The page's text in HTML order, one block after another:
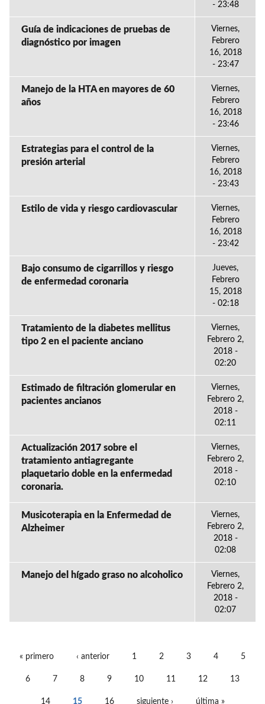
- 23:48
Guía de indicaciones de pruebas de
diagnóstico por imagen
Viernes,
Febrero
16, 2018
- 23:47
Manejo de la HTA en mayores de 60
años
Viernes,
Febrero
16, 2018
- 23:46
Estrategias para el control de la
presión arterial
Viernes,
Febrero
16, 2018
- 23:43
Estilo de vida y riesgo cardiovascular
Viernes,
Febrero
16, 2018
- 23:42
Bajo consumo de cigarrillos y riesgo
de enfermedad coronaria
Jueves,
Febrero
15, 2018
- 02:18
Tratamiento de la diabetes mellitus
tipo 2 en el paciente anciano
Viernes,
Febrero 2,
2018 -
02:20
Estimado de filtración glomerular en
pacientes ancianos
Viernes,
Febrero 2,
2018 -
02:11
Actualización 2017 sobre el
tratamiento antiagregante
plaquetario doble en la enfermedad
coronaria.
Viernes,
Febrero 2,
2018 -
02:10
Musicoterapia en la Enfermedad de
Alzheimer
Viernes,
Febrero 2,
2018 -
02:08
Manejo del hígado graso no alcoholico
Viernes,
Febrero 2,
2018 -
02:07
« primero ‹ anterior 1 2 3 4 5
6 7 8 9 10 11 12 13
14 15 16 siguiente › última »